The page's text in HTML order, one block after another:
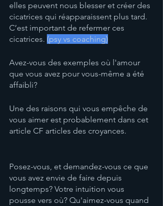
elles peuvent nous blesser et créer des
cicatrices qui réapparaissent plus tard.
C’est important de refermer ces
cicatrices. (psy vs coaching)
Avez-vous des exemples où l'amour
que vous avez pour vous-même a été
affaibli?
Une des raisons qui vous empêche de
vous aimer est probablement dans cet
article CF articles des croyances.
Posez-vous, et demandez-vous ce que
vous avez envie de faire depuis
longtemps? Votre intuition vous
pousse vers où? Qu'aimez-vous quand